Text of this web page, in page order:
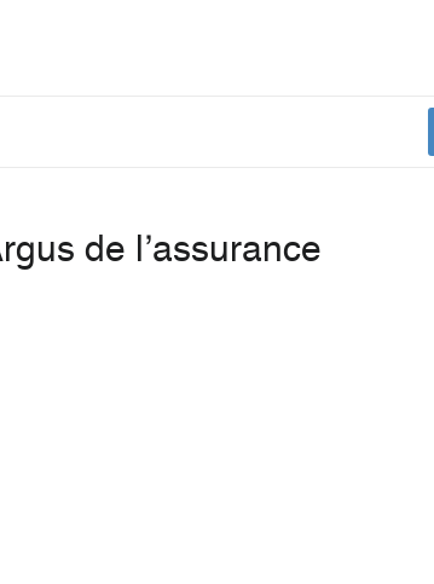
de l’assurance